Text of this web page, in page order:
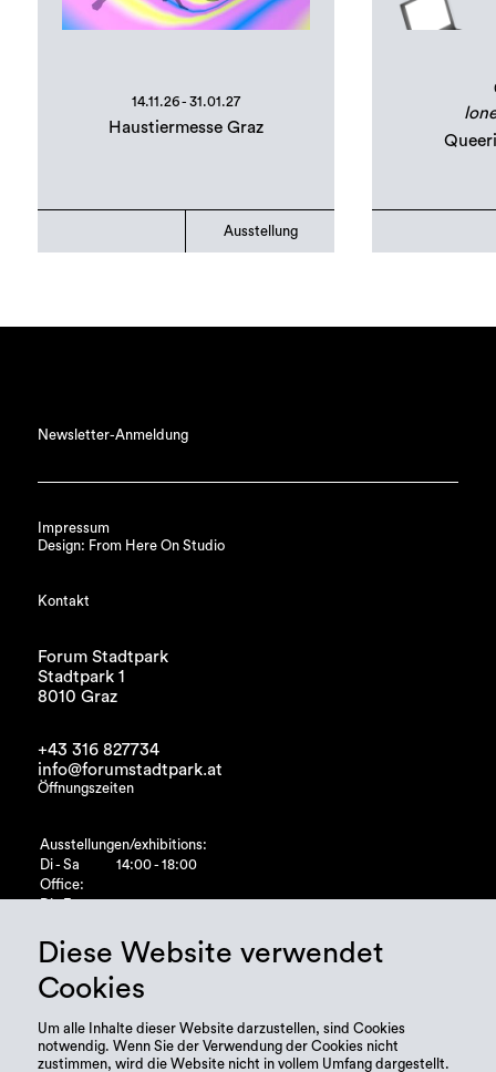
14.11.26 - 31.01.27
Haustiermesse Graz
Ausstellung
Newsletter-Anmeldung
Impressum
Design: From Here On Studio
Kontakt
Forum Stadtpark
Stadtpark 1
8010 Graz
+43 316 827734
info@forumstadtpark.at
Öffnungszeiten
Ausstellungen/exhibitions:
Di - Sa
14:00 - 18:00
Office:
Diese Website verwendet
Cookies
Um alle Inhalte dieser Website darzustellen, sind Cookies
notwendig. Wenn Sie der Verwendung der Cookies nicht
zustimmen, wird die Website nicht in vollem Umfang dargestellt.